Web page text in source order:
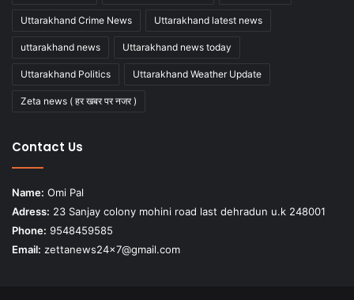
Uttarakhand Crime News Uttarakhand latest news
uttarakhand news Uttarakhand news today
Uttarakhand Politics Uttarakhand Weather Update
Zeta news ( हर खबर पर नजर )
Contact Us
Name: Omi Pal
Adress: 23 Sanjay colony mohini road last dehradun u.k 248001
Phone: 9548459585
Email: zettanews24x7@gmail.com